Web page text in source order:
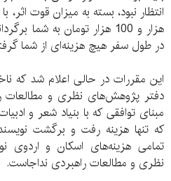
هزار و 100 هزار تومان به
در طول سفر هیچ هزینه‌ای از شما
این مقررات در حالی اعلام شد که
دفتر پژوهش‌های نظری و مطالعات
مبنای توافقی که با بنیاد شعر و
که تنها هزینه رفت‌ و برگشت
تمامی هزینه‌های اسکان و اردوی
نظری و مطالعات راهبردی نداجاست.